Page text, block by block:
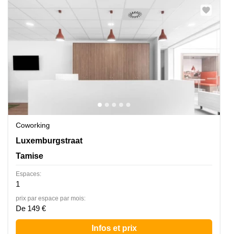
Coworking
Luxemburgstraat 20, Tamise
Luxemburgstraat
Tamise
Espaces:
1
prix par espace par mois:
De 149 €
Infos et prix